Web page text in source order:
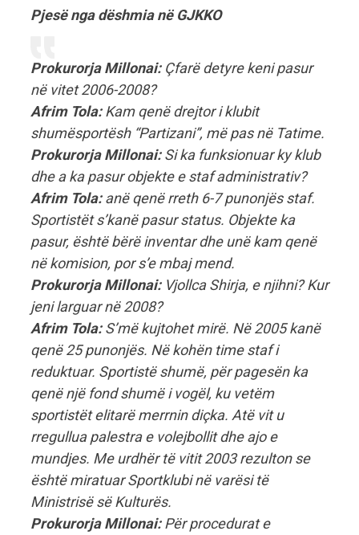
Pjesë nga dëshmia në GJKKO
Prokurorja Millonai:Çfarë detyre keni pasur
në vitet 2006-2008?
Afrim Tola:Kam qenë drejtor i klubit
shumësportësh “Partizani”, më pas në Tatime.
Prokurorja Millonai:Si ka funksionuar ky klub
dhe a ka pasur objekte e staf administrativ?
Afrim Tola:anë qenë rreth 6-7 punonjës staf.
Sportistët s’kanë pasur status. Objekte ka
pasur, është bërë inventar dhe unë kam qenë
në komision, por s’e mbaj mend.
Prokurorja Millonai: Vjollca Shirja, e njihni? Kur
jeni larguar në 2008?
Afrim Tola:S’më kujtohet mirë. Në 2005 kanë
qenë 25 punonjës. Në kohën time staf i
reduktuar. Sportistë shumë, për pagesën ka
qenë një fond shumë i vogël, ku vetëm
sportistët elitarë merrnin diçka. Atë vit u
rregullua palestra e volejbollit dhe ajo e
mundjes. Me urdhër të vitit 2003 rezulton se
është miratuar Sportklubi në varësi të
Ministrisë së Kulturës.
Prokurorja Millonai:Për procedurat e